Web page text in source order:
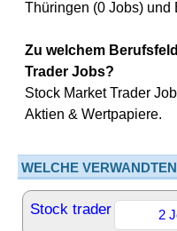
Thüringen (0 Jobs) und
Zu welchem
Trader Jobs?
Stock Market Trader
Aktien & Wertpapiere.
WELCHE
Stock trader 2